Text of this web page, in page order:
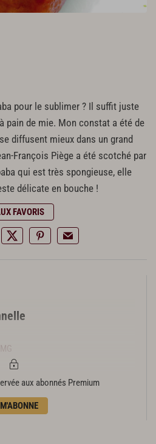
pour le sublimer ? Il suffit juste
pain de mie. Mon constat a été de
diffusent mieux dans un grand
François Piège a été scotché par
qui est très spongieuse, elle
délicate en bouche !
FAVORIS
aux abonnés Premium